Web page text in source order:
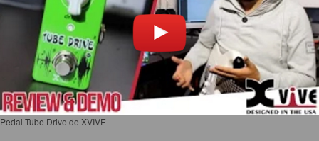
Pedal Tube Drive de XVIVE